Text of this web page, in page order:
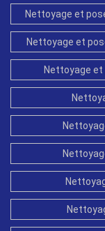
Nettoyage et
Nettoyage et
Nettoyage et